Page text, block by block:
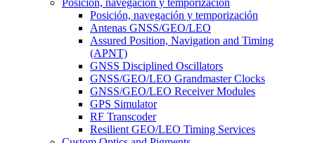
Posición, navegación y temporización
Posición, navegación y temporización
Antenas GNSS/GEO/LEO
Assured Position, Navigation and Timing
(APNT)
GNSS Disciplined Oscillators
GNSS/GEO/LEO Grandmaster Clocks
GNSS/GEO/LEO Receiver Modules
GPS Simulator
RF Transcoder
Resilient GEO/LEO Timing Services